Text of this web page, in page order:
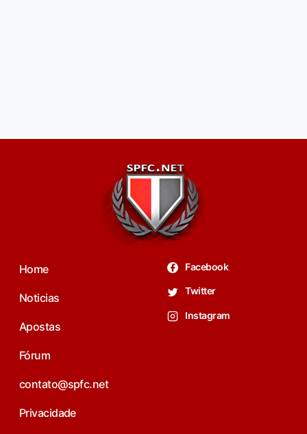
Home
Noticias
Apostas
Fórum
contato@spfc.net
Privacidade
Facebook
Twitter
Instagram